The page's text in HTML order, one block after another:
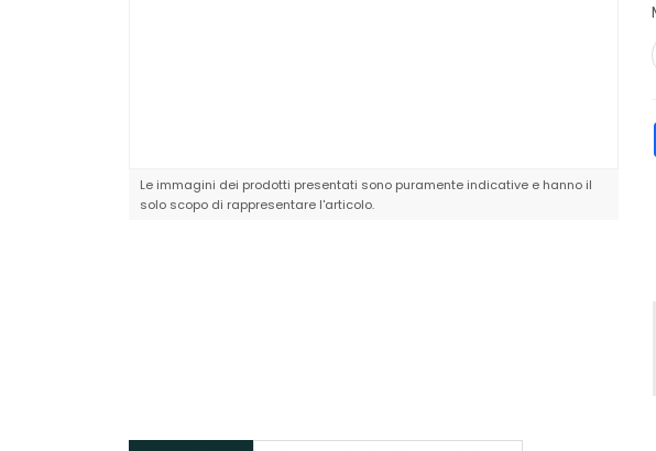
Le immagini dei prodotti presentati sono puramente indicative e hanno il
solo scopo di rappresentare l'articolo.